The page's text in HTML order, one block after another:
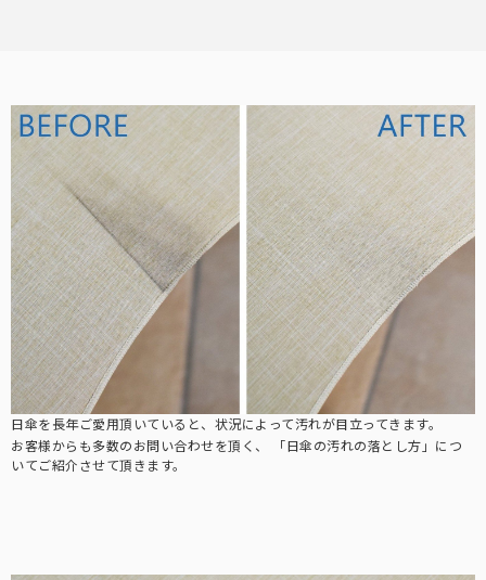
3段折りたたみ
ロサブランの折りたたみ日傘の中で最もコンパクトなサイズです。
ショートサイズ
サイズに迷われた方にまずオススメする、日傘の定番サイズです。
ハット
広めのつばであれば首後ろまでしっかり遮光出来る遮光ハット。
ショート
日傘が差せない場面で、長袖でも使いやすいショートタイプ。
マスク/フェイスガード
UVカットウェア
サングラス
スキンケア/その他
日傘を長年ご愛用頂いていると、状況によって汚れが目立ってきます。
お客様からも多数のお問い合わせを頂く、
「日傘の汚れの落とし方」につ
いてご紹介させて頂きます。